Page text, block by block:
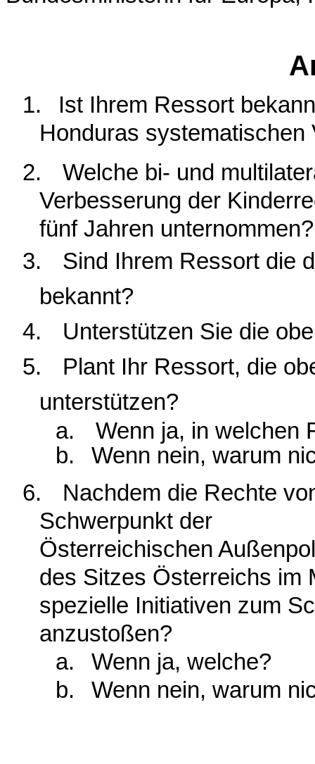
1.
Ist Ihrem Ressort
Honduras systematischen
2.
Welche bi- und
Verbesserung der
fünf Jahren unternommen?
3.
Sind Ihrem Ressort die
bekannt?
4.
Unterstützen Sie die
5.
Plant Ihr Ressort, die
unterstützen?
a.
Wenn ja, in welchen
b.
Wenn nein, warum
6.
Nachdem die Rechte
Schwerpunkt der
Österreichischen
des Sitzes Österreichs im
spezielle Initiativen zum
anzustoßen?
a.
Wenn ja, welche?
b.
Wenn nein, warum